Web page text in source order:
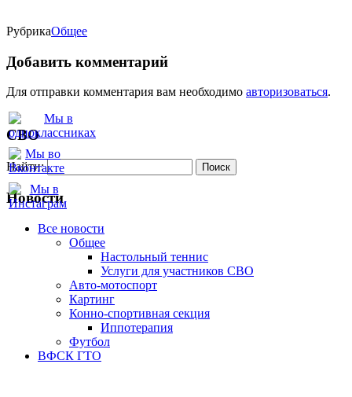
РубрикаOбщее
Добавить комментарий
Для отправки комментария вам необходимо авторизоваться.
СВО
Найти:
Новости
Все новости
Oбщее
Настольный теннис
Услуги для участников СВО
Авто-мотоспорт
Картинг
Конно-спортивная секция
Иппотерапия
Футбол
ВФСК ГТО